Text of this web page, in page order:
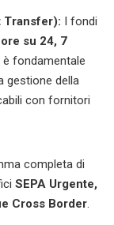
Transfer): I fondi
su 24, 7
è fondamentale
gestione della
con fornitori
completa di
SEPA Urgente,
Cross Border.